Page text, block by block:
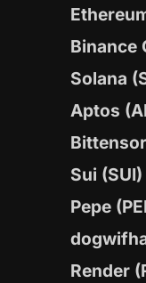
Binance
Solana
Aptos
Sui (SUI)
Pepe
Render